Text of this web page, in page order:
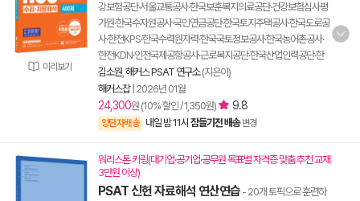
미리보기
강보험공단·서울교통공사·한국보훈복지의료공단·건강보험심사평
가원·한국수자원공사·국민연금공단·한국토지주택공사·한국도로공
사·한전KPS·한국수력원자력·한국국토정보공사·한국농어촌공사·
한전KDN·인천국제공항공사·근로복지공단·한국산업인력공단·한
김소원 해커스 PSAT 연구소(지은이)
해커스잡| 2026년 01월
24,300원 (10% 할인 / 1,350원) 9.8
양탄자배송 내일 밤 11시 잠들기전 배송 변경
워리스톤 키링(대기업·공기업·공무원 목표별 자격증 맞춤 추천 교재
3만원 이상)
PSAT 신헌 자료해석 연산연습 - 20개 토픽으로 훈련하